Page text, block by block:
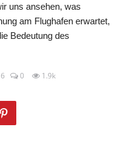
uns ansehen, was
am Flughafen erwartet,
Bedeutung des
0 1.9k